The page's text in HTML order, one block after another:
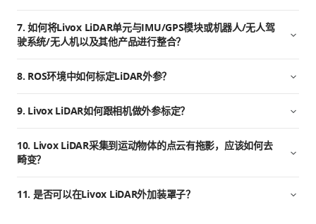
7. 如何将Livox LiDAR单元与IMU/GPS模块或机器人/无人驾
驶系统/无人机以及其他产品进行整合？
8. ROS环境中如何标定LiDAR外参？
9. Livox LiDAR如何跟相机做外参标定？
10. Livox LiDAR采集到运动物体的点云有拖影，应该如何去
畸变？
11. 是否可以在Livox LiDAR外加装罩子？